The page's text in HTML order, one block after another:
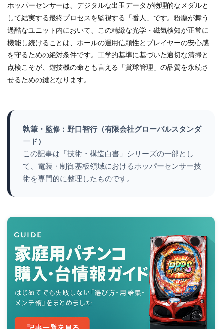
ホッパーセンサーは、デジタルな出玉データが物理的なメダルと
して結実する最終プロセスを監視する「番人」です。粉塵が舞う
過酷なユニット内において、この精緻な光学・磁気検知が正常に
機能し続けることは、ホールの運用信頼性とプレイヤーの安心感
を守るための絶対条件です。工学的基準に基づいた適切な清掃と
点検こそが、遊技機の命とも言える「賞球管理」の品質を永続さ
せるための鍵となります。
執筆・監修：野口智行（有限会社グローバルスタンダ
ード）
この記事は「技術・構造白書」シリーズの一部とし
て、電装・制御基板領域におけるホッパーセンサー技
術を専門的に整理したものです。